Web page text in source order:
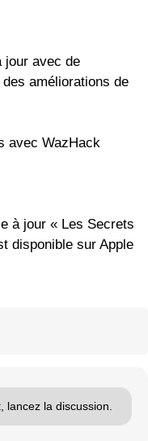
jour avec de
améliorations de
avec WazHack
à jour « Les Secrets
disponible sur Apple
lancez la discussion.